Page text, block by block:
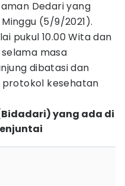
Dedari yang
(5/9/2021).
pukul 10.00 Wita dan
masa
dibatasi dan
kesehatan
yang ada di